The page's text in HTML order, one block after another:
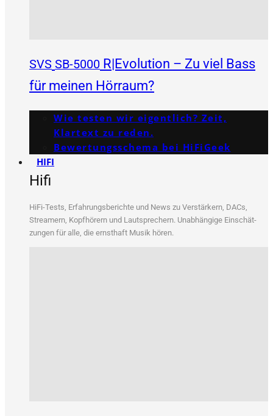
SVS SB-5000 R|Evolution – Zu viel Bass
für meinen Hörraum?
Wie testen wir eigentlich? Zeit,
Klartext zu reden.
Bewertungs­schema bei HiFiGeek
HIFI
Hifi
HiFi-Tests, Erfah­rungs­be­rich­te und News zu Ver­stär­kern, DACs,
Strea­mern, Kopf­hö­rern und Laut­spre­chern. Unab­hän­gi­ge Ein­schät­
zun­gen für alle, die ernst­haft Musik hören.